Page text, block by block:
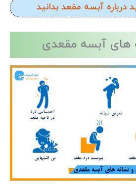
درباره آبسه مقعد بدانید
های آبسه مقعدی